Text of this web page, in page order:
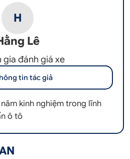
H
Lê
gia đánh giá xe
tin tác giả
kinh nghiệm trong lĩnh
ô tô